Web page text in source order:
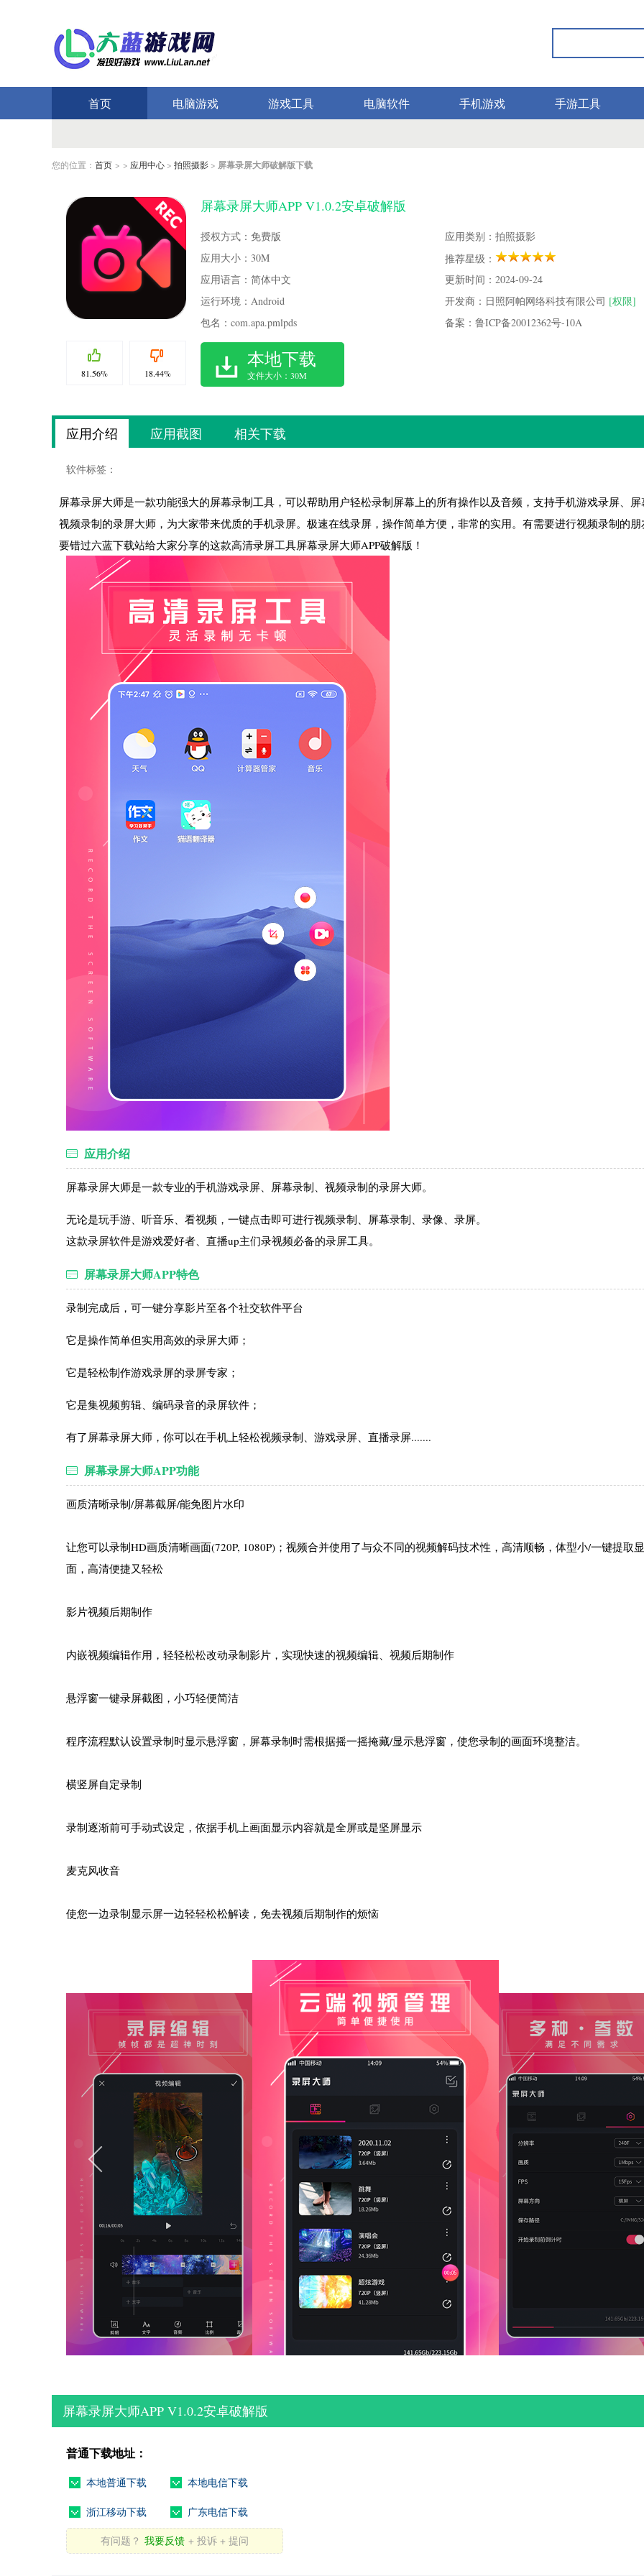
首页 电脑游戏 游戏工具 电脑软件 手机游戏 手游工具
您的位置： 首页 > > 应用中心 > 拍照摄影 > 屏幕录屏大师破解版下载
81.56% 18.44%
屏幕录屏大师APP V1.0.2安卓破解版
授权方式：免费版
应用类别：拍照摄影
应用大小：30M
推荐星级：
应用语言：简体中文
更新时间：2024-09-24
运行环境：Android
开发商：日照阿帕网络科技有限公司 [权限]
包名：com.apa.pmlpds
备案：鲁ICP备20012362号-10A
本地下载
文件大小：30M
应用介绍 应用截图 相关下载
软件标签：
屏幕录屏大师是一款功能强大的屏幕录制工具，可以帮助用户轻松录制屏幕上的所有操作以及音频，支持手机游戏录屏、
视频录制的录屏大师，为大家带来优质的手机录屏。极速在线录屏，操作简单方便，非常的实用。有需要进行视频录制的
要错过六蓝下载站给大家分享的这款高清录屏工具屏幕录屏大师APP破解版！
应用介绍
屏幕录屏大师是一款专业的手机游戏录屏、屏幕录制、视频录制的录屏大师。
无论是玩手游、听音乐、看视频，一键点击即可进行视频录制、屏幕录制、录像、录屏。
这款录屏软件是游戏爱好者、直播up主们录视频必备的录屏工具。
屏幕录屏大师APP特色
录制完成后，可一键分享影片至各个社交软件平台
它是操作简单但实用高效的录屏大师；
它是轻松制作游戏录屏的录屏专家；
它是集视频剪辑、编码录音的录屏软件；
有了屏幕录屏大师，你可以在手机上轻松视频录制、游戏录屏、直播录屏.......
屏幕录屏大师APP功能
画质清晰录制/屏幕截屏/能免图片水印
让您可以录制HD画质清晰画面(720P, 1080P)；视频合并使用了与众不同的视频解码技术性，高清顺畅，体型小/一键提取
面，高清便捷又轻松
影片视频后期制作
内嵌视频编辑作用，轻轻松松改动录制影片，实现快速的视频编辑、视频后期制作
悬浮窗一键录屏截图，小巧轻便简洁
程序流程默认设置录制时显示悬浮窗，屏幕录制时需根据摇一摇掩藏/显示悬浮窗，使您录制的画面环境整洁。
横竖屏自定录制
录制逐渐前可手动式设定，依据手机上画面显示内容就是全屏或是坚屏显示
麦克风收音
使您一边录制显示屏一边轻轻松松解读，免去视频后期制作的烦恼
屏幕录屏大师APP V1.0.2安卓破解版
普通下载地址：
本地普通下载 本地电信下载
浙江移动下载 广东电信下载
有问题？ 我要反馈 + 投诉 + 提问